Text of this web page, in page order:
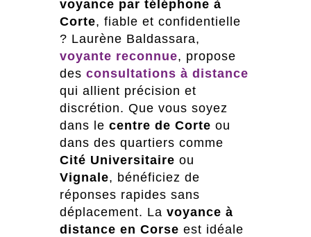
voyance par téléphone à
Corte, fiable et confidentielle
? Laurène Baldassara,
voyante reconnue, propose
des consultations à distance
qui allient précision et
discrétion. Que vous soyez
dans le centre de Corte ou
dans des quartiers comme
Cité Universitaire ou
Vignale, bénéficiez de
réponses rapides sans
déplacement. La voyance à
distance en Corse est idéale